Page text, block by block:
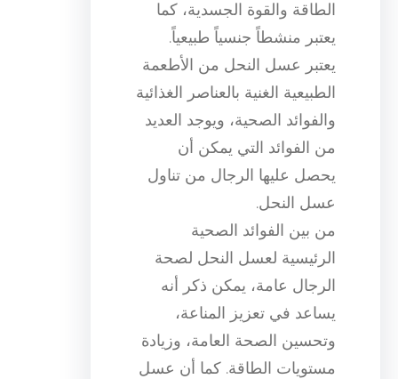
الطاقة والقوة الجسدية، كما
يعتبر منشطاً جنسياً طبيعياً.
يعتبر عسل النحل من الأطعمة
الطبيعية الغنية بالعناصر الغذائية
والفوائد الصحية، ويوجد العديد
من الفوائد التي يمكن أن
يحصل عليها الرجال من تناول
عسل النحل.
من بين الفوائد الصحية
الرئيسية لعسل النحل لصحة
الرجال عامة، يمكن ذكر أنه
يساعد في تعزيز المناعة،
وتحسين الصحة العامة، وزيادة
مستويات الطاقة. كما أن عسل